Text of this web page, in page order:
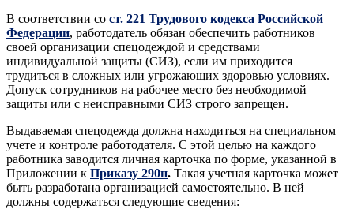
В соответствии со ст. 221 Трудового кодекса Российской
Федерации, работодатель обязан обеспечить работников
своей организации спецодеждой и средствами
индивидуальной защиты (СИЗ), если им приходится
трудиться в сложных или угрожающих здоровью условиях.
Допуск сотрудников на рабочее место без необходимой
защиты или с неисправными СИЗ строго запрещен.
Выдаваемая спецодежда должна находиться на специальном
учете и контроле работодателя. С этой целью на каждого
работника заводится личная карточка по форме, указанной в
Приложении к Приказу 290н. Такая учетная карточка может
быть разработана организацией самостоятельно. В ней
должны содержаться следующие сведения: